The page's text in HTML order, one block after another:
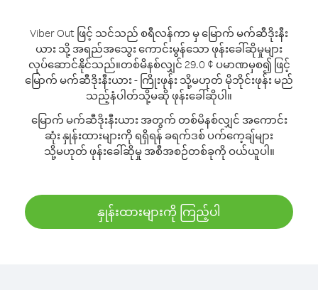
Viber Out ဖြင့် သင်သည် စရီလန်ကာ မှ မြောက် မက်ဆီဒိုးနီး
ယား သို့ အရည်အသွေး ကောင်းမွန်သော ဖုန်းခေါ်ဆိုမှုများ
လုပ်ဆောင်နိုင်သည်။တစ်မိနစ်လျှင် 29.0 ¢ ပမာဏမှစ၍ ဖြင့်
မြောက် မက်ဆီဒိုးနီးယား - ကြိုးဖုန်း သို့မဟုတ် မိုဘိုင်းဖုန်း မည်
သည့်နံပါတ်သို့မဆို ဖုန်းခေါ်ဆိုပါ။
မြောက် မက်ဆီဒိုးနီးယား အတွက် တစ်မိနစ်လျှင် အကောင်း
ဆုံး နှုန်းထားများကို ရရှိရန် ခရက်ဒစ် ပက်ကေ့ချ်များ
သို့မဟုတ် ဖုန်းခေါ်ဆိုမှု အစီအစဉ်တစ်ခုကို ဝယ်ယူပါ။
နှုန်းထားများကို ကြည့်ပါ